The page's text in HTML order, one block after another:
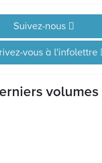
Suivez-nous
vous à l'infolettre
volumes